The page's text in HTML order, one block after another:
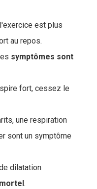
est plus
au repos.
symptômes sont
fort, cessez le
une respiration
sont un symptôme
dilatation
mortel .